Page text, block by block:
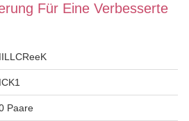
Für Eine Verbesserte
Paare